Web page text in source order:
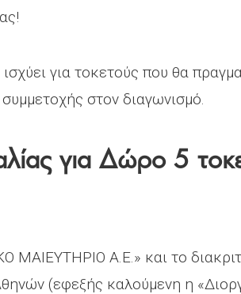
για τοκετούς που θα
στον διαγωνισμό.
για Δώρο 5
ΜΑΙΕΥΤΗΡΙΟ Α.Ε.» και το
(εφεξής καλούμενη η